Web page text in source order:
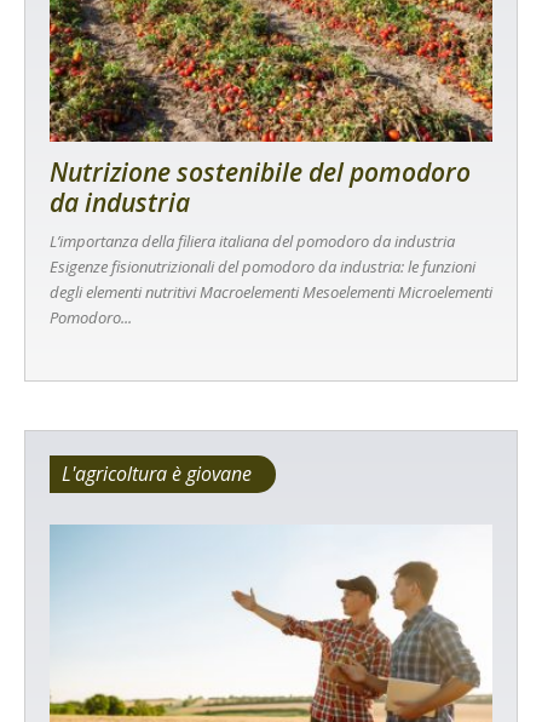
Nutrizione sostenibile del pomodoro
da industria
L’importanza della filiera italiana del pomodoro da industria
Esigenze fisionutrizionali del pomodoro da industria: le funzioni
degli elementi nutritivi Macroelementi Mesoelementi Microelementi
Pomodoro...
L'agricoltura è giovane